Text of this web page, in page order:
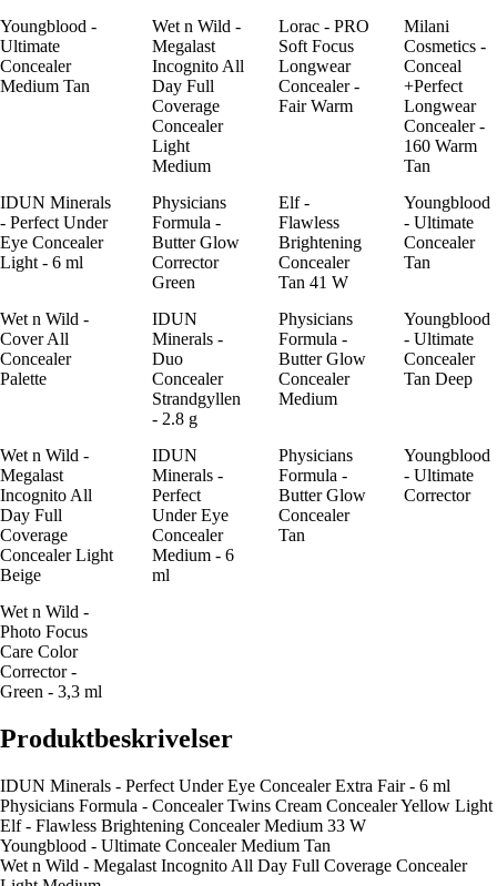
Youngblood -
Ultimate
Concealer
Medium Tan
Wet n Wild -
Megalast
Incognito All
Day Full
Coverage
Concealer
Light
Medium
Lorac - PRO
Soft Focus
Longwear
Concealer -
Fair Warm
Milani
Cosmetics -
Conceal
+Perfect
Longwear
Concealer -
160 Warm
Tan
IDUN Minerals
- Perfect Under
Eye Concealer
Light - 6 ml
Physicians
Formula -
Butter Glow
Corrector
Green
Elf -
Flawless
Brightening
Concealer
Tan 41 W
Youngblood
- Ultimate
Concealer
Tan
Wet n Wild -
Cover All
Concealer
Palette
IDUN
Minerals -
Duo
Concealer
Strandgyllen
- 2.8 g
Physicians
Formula -
Butter Glow
Concealer
Medium
Youngblood
- Ultimate
Concealer
Tan Deep
Wet n Wild -
Megalast
Incognito All
Day Full
Coverage
Concealer Light
Beige
IDUN
Minerals -
Perfect
Under Eye
Concealer
Medium - 6
ml
Physicians
Formula -
Butter Glow
Concealer
Tan
Youngblood
- Ultimate
Corrector
Wet n Wild -
Photo Focus
Care Color
Corrector -
Green - 3,3 ml
Produktbeskrivelser
IDUN Minerals - Perfect Under Eye Concealer Extra Fair - 6 ml
Physicians Formula - Concealer Twins Cream Concealer Yellow Light
Elf - Flawless Brightening Concealer Medium 33 W
Youngblood - Ultimate Concealer Medium Tan
Wet n Wild - Megalast Incognito All Day Full Coverage Concealer